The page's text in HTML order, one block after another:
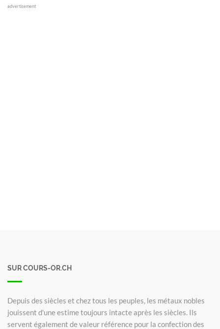
advertisement
SUR COURS-OR.CH
Depuis des siècles et chez tous les peuples, les métaux nobles
jouissent d'une estime toujours intacte après les siècles. Ils
servent également de valeur référence pour la confection des